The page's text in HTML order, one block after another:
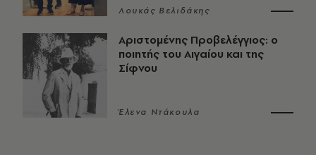
Λουκάς Βελιδάκης
Αριστομένης Προβελέγγιος: ο
ποιητής του Αιγαίου και της
Σίφνου
Έλενα Ντάκουλα